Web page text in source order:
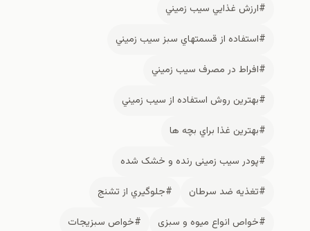
#ارزش غذايي سيب زميني
#استفاده از قسمتهاي سبز سيب زميني
#افراط در مصرف سيب زميني
#بهترين روش استفاده از سيب زميني
#بهترين غذا براي بچه ها
#پودر سیب زمینی رنده و خشک شده
#تغذيه ضد سرطان
#جلوگيري از تشنج
#خواص انواع میوه و سبزی
#خواص سبزيجات